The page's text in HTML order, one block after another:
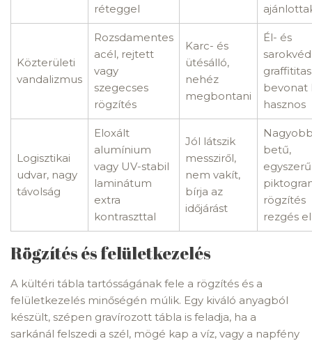
réteggel
Közterületi
vandalizmus
Rozsdamentes
acél, rejtett
vagy
szegecses
rögzítés
Karc- és
ütésálló,
nehéz
megbontani
Él- és
bevonat
hasznos
Logisztikai
udvar, nagy
távolság
Eloxált
alumínium
vagy UV-stabil
laminátum
extra
kontraszttal
Jól látszik
messziről,
nem vakít,
bírja az
időjárást
betű,
egyszerű
rögzítés
rezgés
Rögzítés és felületkezelés
A kültéri tábla tartósságának fele a rögzítés és a
felületkezelés minőségén múlik. Egy kiváló anyagból
készült, szépen gravírozott tábla is feladja, ha a
sarkánál felszedi a szél, mögé kap a víz, vagy a napfény